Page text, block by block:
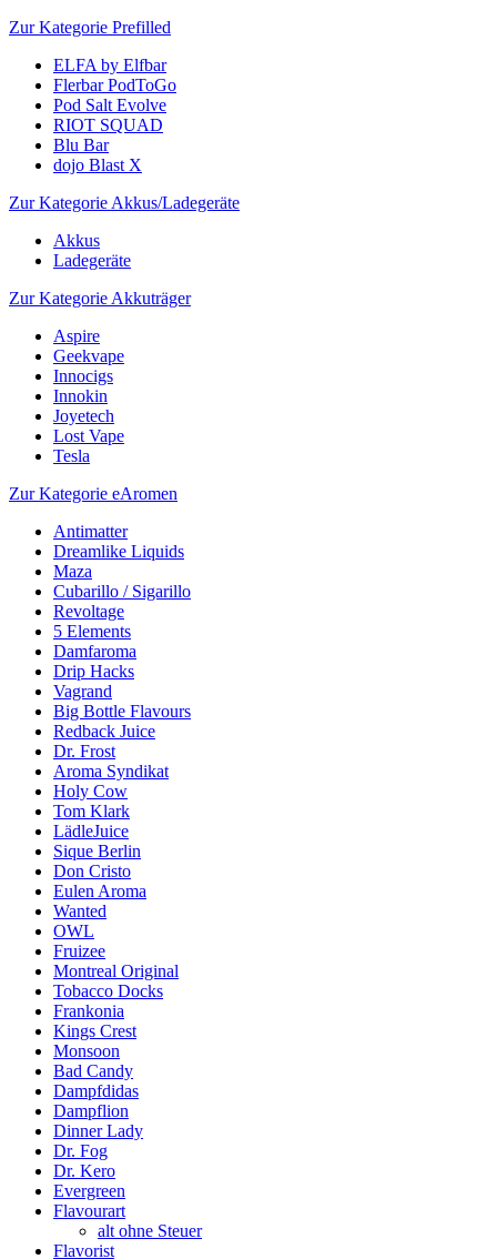
Zur Kategorie Prefilled
ELFA by Elfbar
Flerbar PodToGo
Pod Salt Evolve
RIOT SQUAD
Blu Bar
dojo Blast X
Zur Kategorie Akkus/Ladegeräte
Akkus
Ladegeräte
Zur Kategorie Akkuträger
Aspire
Geekvape
Innocigs
Innokin
Joyetech
Lost Vape
Tesla
Zur Kategorie eAromen
Antimatter
Dreamlike Liquids
Maza
Cubarillo / Sigarillo
Revoltage
5 Elements
Damfaroma
Drip Hacks
Vagrand
Big Bottle Flavours
Redback Juice
Dr. Frost
Aroma Syndikat
Holy Cow
Tom Klark
LädleJuice
Sique Berlin
Don Cristo
Eulen Aroma
Wanted
OWL
Fruizee
Montreal Original
Tobacco Docks
Frankonia
Kings Crest
Monsoon
Bad Candy
Dampfdidas
Dampflion
Dinner Lady
Dr. Fog
Dr. Kero
Evergreen
Flavourart
alt ohne Steuer
Flavorist